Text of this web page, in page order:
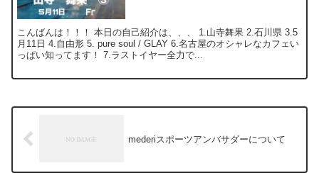
こんばんは！！！ 本日の自己紹介は、、、 1.山寺舞果 2.石川県 3.5
月11日 4.自由形 5. pure soul / GLAY 6.名古屋のオシャレなカフェい
っぱい知ってます！ 7.ラストイヤー全力で...
mederiスポーツアンバサダーについて